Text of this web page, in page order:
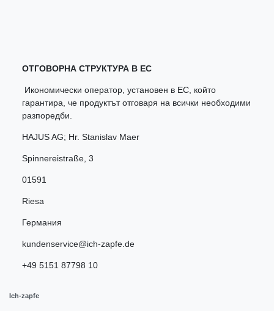
ОТГОВОРНА СТРУКТУРА В ЕС
Икономически оператор, установен в ЕС, който
гарантира, че продуктът отговаря на всички необходими
разпоредби.
HAJUS AG; Hr. Stanislav Maer
Spinnereistraße 3
01591
Riesa
Германия
kundenservice@ich-zapfe.de
+49 5151 87798 10
Ich-zapfe